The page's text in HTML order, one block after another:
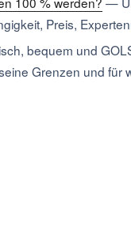
Preis,
bequem und
Grenzen und für